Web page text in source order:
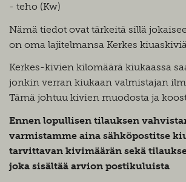
- teho (Kw)
Nämä tiedot ovat tärkeitä sillä
on oma lajitelmansa Kerkes kiuaskiviä.
Kerkes-kivien kilomäärä kiukaassa
jonkin verran kiukaan valmistajan
Tämä johtuu kivien muodosta ja
Ennen lopullisen tilauksen
varmistamme aina sähköpostitse
tarvittavan kivimäärän sekä
joka sisältää arvion postikuluista